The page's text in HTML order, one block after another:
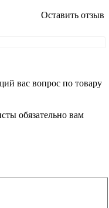
Оставить отзыв
вас вопрос по товару
обязательно вам